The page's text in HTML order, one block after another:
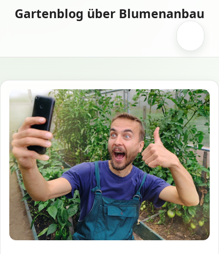
InhaltGartenblog über Blumenanbau